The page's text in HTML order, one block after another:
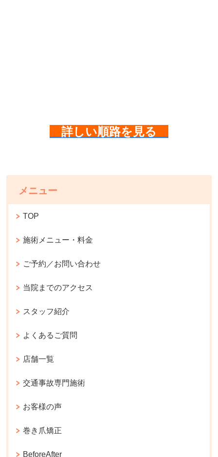
詳しい順路を見る
メニュー
TOP
施術メニュー・料金
ご予約／お問い合わせ
当院までのアクセス
スタッフ紹介
よくあるご質問
店舗一覧
交通事故専門施術
お客様の声
巻き爪矯正
BeforeAfter